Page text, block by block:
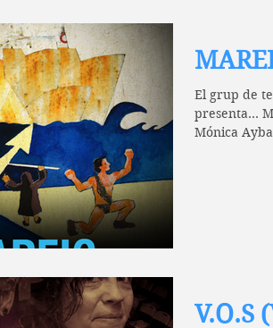
El grup de
presenta...
Mónica
V.O.S